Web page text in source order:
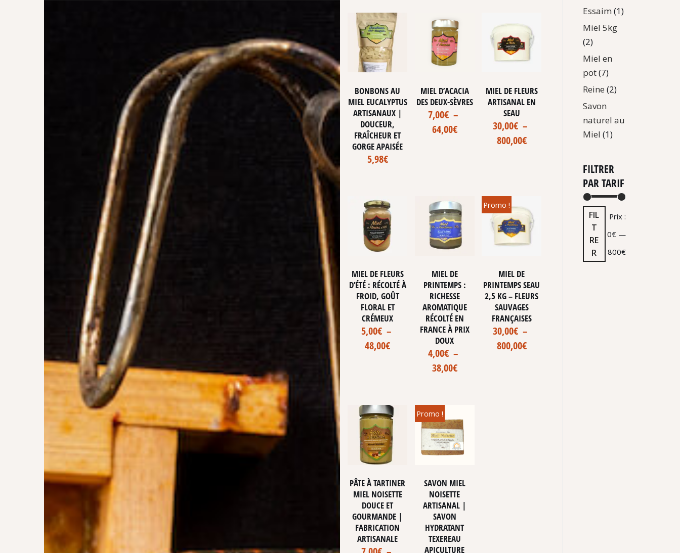
BONBONS AU
MIEL EUCALYPTUS
ARTISANAUX |
DOUCEUR,
FRAÎCHEUR ET
GORGE APAISÉE
5,98€
MIEL D’ACACIA
DES DEUX-SÈVRES
7,00€ –
64,00€
MIEL DE FLEURS
ARTISANAL EN
SEAU
30,00€ –
800,00€
MIEL DE FLEURS
D’ÉTÉ : RÉCOLTÉ À
FROID, GOÛT
FLORAL ET
CRÉMEUX
5,00€ –
48,00€
MIEL DE
PRINTEMPS :
RICHESSE
AROMATIQUE
RÉCOLTÉ EN
FRANCE À PRIX
DOUX
4,00€ –
38,00€
Promo !
MIEL DE
PRINTEMPS SEAU
2,5 KG – FLEURS
SAUVAGES
FRANÇAISES
30,00€ –
800,00€
PÂTE À TARTINER
MIEL NOISETTE
DOUCE ET
GOURMANDE |
FABRICATION
ARTISANALE
Promo !
SAVON MIEL
NOISETTE
ARTISANAL |
SAVON
HYDRATANT
TEXEREAU
APICULTURE
Essaim(1)
Miel 5kg
(2)
Miel en
pot(7)
Reine (2)
Savon
naturel au
Miel (1)
FILTRER
PAR TARIF
FIL
T
RE
R
Prix :
0€ —
800€